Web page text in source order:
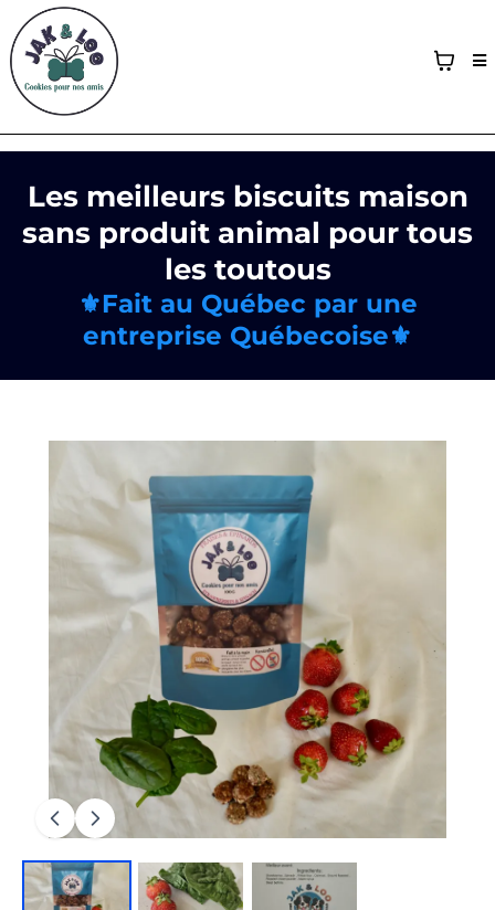
Les meilleurs biscuits maison
sans produit animal pour tous
les toutous
⚜️Fait au Québec par une
entreprise Québecoise⚜️